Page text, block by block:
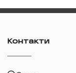
Контакти